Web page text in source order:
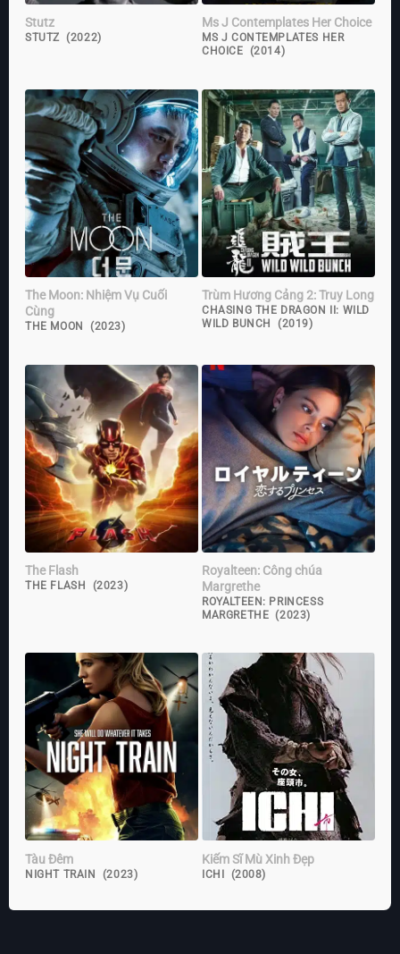
Stutz
STUTZ (2022)
Ms J Contemplates Her Choice
MS J CONTEMPLATES HER
CHOICE (2014)
The Moon: Nhiệm Vụ Cuối
Cùng
THE MOON (2023)
Trùm Hương Cảng 2: Truy Long
CHASING THE DRAGON II: WILD
WILD BUNCH (2019)
The Flash
THE FLASH (2023)
Royalteen: Công chúa
Margrethe
ROYALTEEN: PRINCESS
MARGRETHE (2023)
Tàu Đêm
NIGHT TRAIN (2023)
Kiếm Sĩ Mù Xinh Đẹp
ICHI (2008)